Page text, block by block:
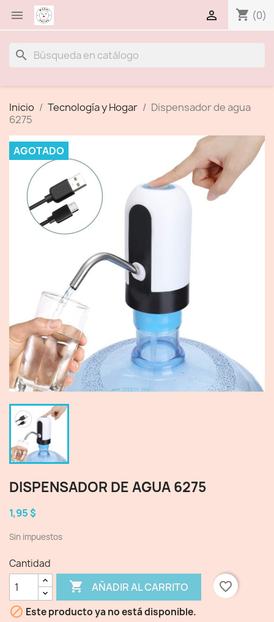
 shopping_cart (0)

search
Inicio Tecnología y Hogar
Dispensador de agua
6275
AGOTADO
DISPENSADOR DE AGUA 6275
1,95 $
Sin impuestos
Cantidad
 AÑADIR AL CARRITO
favorite_border
 Este producto ya no está disponible.